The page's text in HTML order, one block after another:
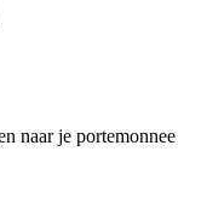
naar je portemonnee